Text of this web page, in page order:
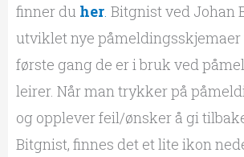
finner du her. Bitgnist ved Johan
utviklet nye påmeldingsskjemaer
første gang de er i bruk ved
leirer. Når man trykker på
og opplever feil/ønsker å gi
Bitgnist, finnes det et lite ikon